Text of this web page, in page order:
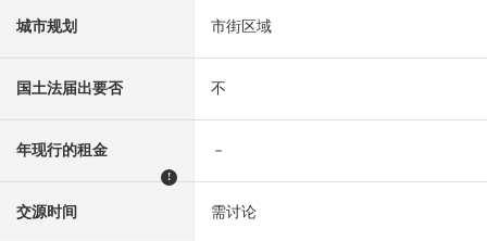
城市规划 市街区域
国土法届出要否 不
年现行的租金
!
－
交源时间 需讨论